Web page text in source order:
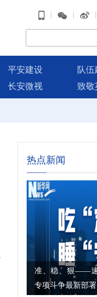
| | |
平安建设 队伍
长安微视 致敬
热点新闻
准、稳、狠——
专项斗争最新部署